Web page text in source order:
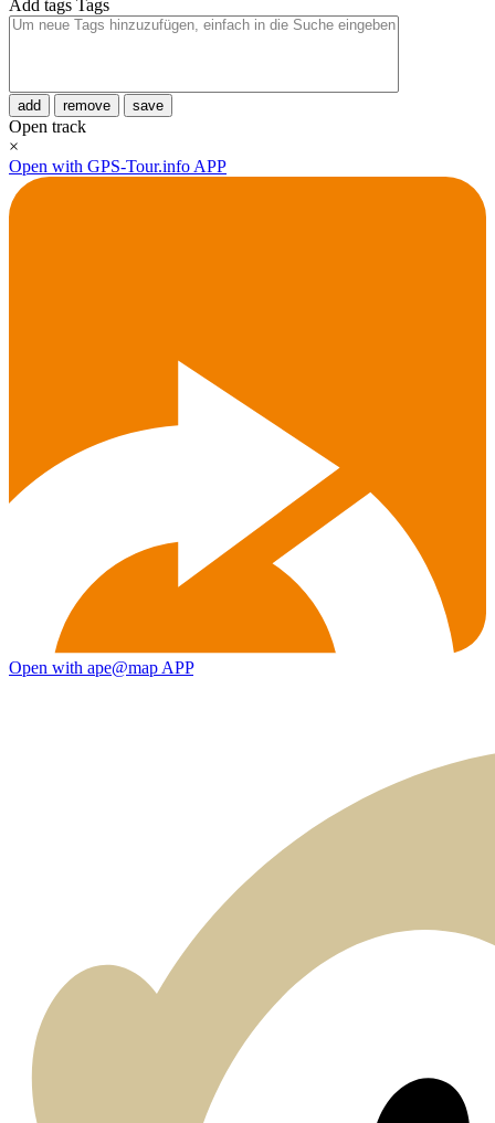
Add tags Tags
add remove save
Open track
×
Open with GPS-Tour.info APP
Open with ape@map APP